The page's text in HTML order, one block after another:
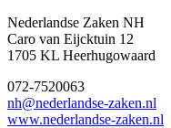
Nederlandse Zaken NH
Caro van Eijcktuin 12
1705 KL Heerhugowaard
072-7520063
nh@nederlandse-zaken.nl
www.nederlandse-zaken.nl